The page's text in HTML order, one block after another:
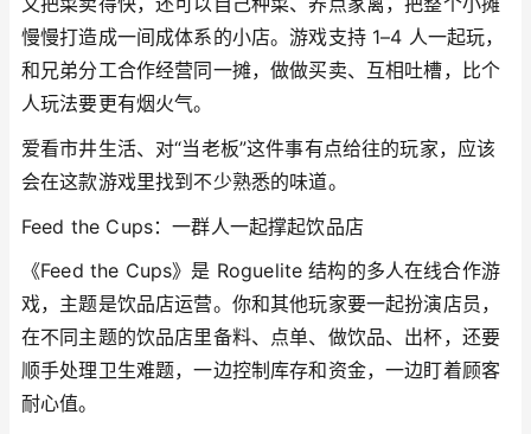
慢慢打造成一间成体系的小店。游戏支持 1–4 人一起玩，
和兄弟分工合作经营同一摊，做做买卖、互相吐槽，比个
人玩法要更有烟火气。
爱看市井生活、对“当老板”这件事有点给往的玩家，应该
会在这款游戏里找到不少熟悉的味道。
Feed the Cups：一群人一起撑起饮品店
《Feed the Cups》是 Roguelite 结构的多人在线合作游
戏，主题是饮品店运营。你和其他玩家要一起扮演店员，
在不同主题的饮品店里备料、点单、做饮品、出杯，还要
顺手处理卫生难题，一边控制库存和资金，一边盯着顾客
耐心值。